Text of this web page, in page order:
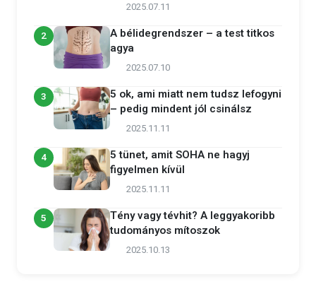
2025.07.11
2
A bélidegrendszer – a test titkos
agya
2025.07.10
3
5 ok, ami miatt nem tudsz lefogyni
– pedig mindent jól csinálsz
2025.11.11
4
5 tünet, amit SOHA ne hagyj
figyelmen kívül
2025.11.11
5
Tény vagy tévhit? A leggyakoribb
tudományos mítoszok
2025.10.13